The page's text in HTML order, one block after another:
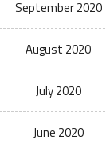
September 2020
August 2020
July 2020
June 2020